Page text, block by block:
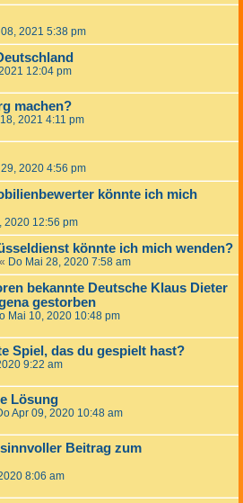
2021 5:38 pm
12:04 pm
machen?
2021 4:11 pm
2020 4:56 pm
könnte ich mich
2020 12:56 pm
könnte ich mich wenden?
« Do Mai 28, 2020 7:58 am
bekannte Deutsche Klaus Dieter
gestorben
Mai 10, 2020 10:48 pm
Spiel, das du gespielt hast?
9:22 am
Lösung
Apr 09, 2020 10:48 am
Beitrag zum
8:06 am